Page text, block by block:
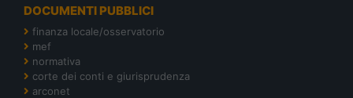
DOCUMENTI PUBBLICI
finanza locale/osservatorio
mef
normativa
corte dei conti e giurisprudenza
arconet